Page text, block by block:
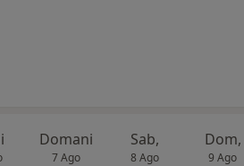
Domani
7 Ago
Sab,
8 Ago
Dom,
9 Ago